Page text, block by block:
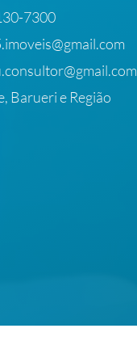
7300
Barueri e Região